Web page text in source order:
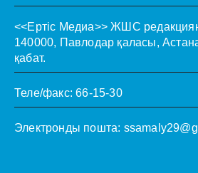
<<Ертіс Медиа>> ЖШС
140000, Павлодар қаласы,
қабат.
Теле/факс: 66-15-30
Электронды пошта: